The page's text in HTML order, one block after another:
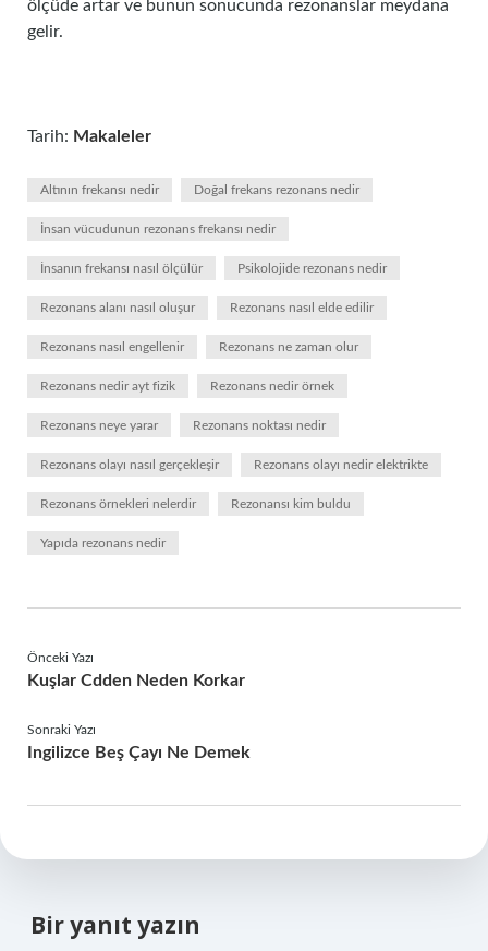
ölçüde artar ve bunun sonucunda rezonanslar meydana
gelir.
Tarih: Makaleler
Altının frekansı nedir Doğal frekans rezonans nedir
İnsan vücudunun rezonans frekansı nedir
İnsanın frekansı nasıl ölçülür Psikolojide rezonans nedir
Rezonans alanı nasıl oluşur Rezonans nasıl elde edilir
Rezonans nasıl engellenir Rezonans ne zaman olur
Rezonans nedir ayt fizik Rezonans nedir örnek
Rezonans neye yarar Rezonans noktası nedir
Rezonans olayı nasıl gerçekleşir Rezonans olayı nedir elektrikte
Rezonans örnekleri nelerdir Rezonansı kim buldu
Yapıda rezonans nedir
Önceki Yazı
Kuşlar Cdden Neden Korkar
Sonraki Yazı
Ingilizce Beş Çayı Ne Demek
Bir yanıt yazın